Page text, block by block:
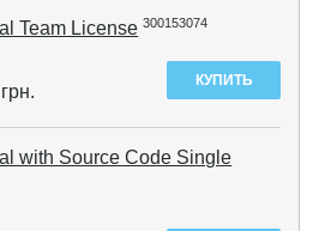
Team License 300153074
грн.
with Source Code Single